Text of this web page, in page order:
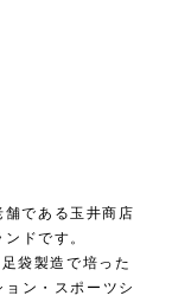
である玉井商店
ドです。
袋製造で培った
ン・スポーツシ